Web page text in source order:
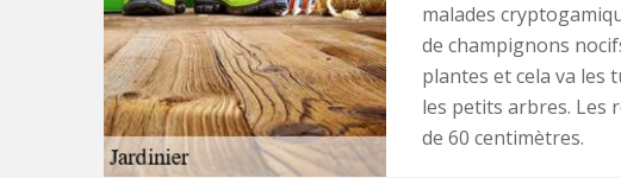
malades
de champignons
plantes et cela va les
les petits arbres. Les
de 60 centimètres.